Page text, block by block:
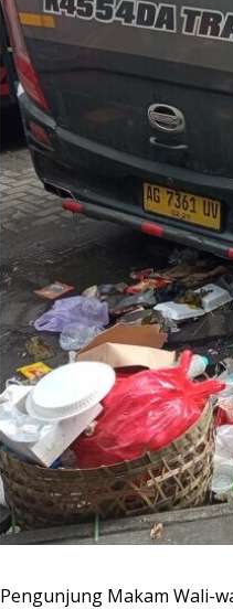
Pengunjung Makam Wali-